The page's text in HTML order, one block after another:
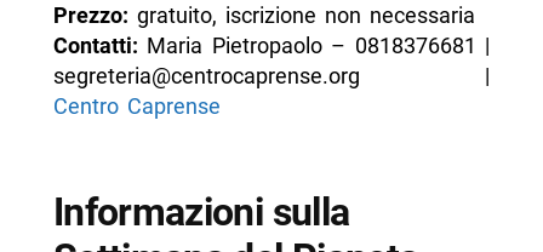
Prezzo: gratuito, iscrizione non necessaria
Contatti: Maria Pietropaolo – 0818376681 |
segreteria@centrocaprense.org |
Centro Caprense
Informazioni sulla